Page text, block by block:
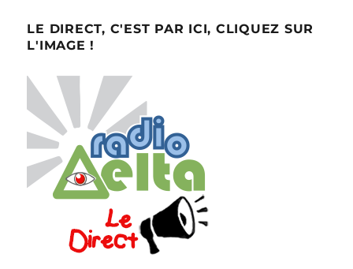
LE DIRECT, C'EST PAR ICI, CLIQUEZ SUR
L'IMAGE !